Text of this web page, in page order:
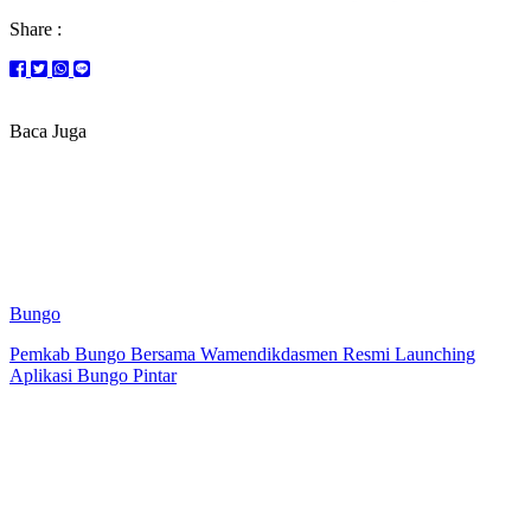
Share :
Baca Juga
Bungo
Pemkab Bungo Bersama Wamendikdasmen Resmi Launching
Aplikasi Bungo Pintar